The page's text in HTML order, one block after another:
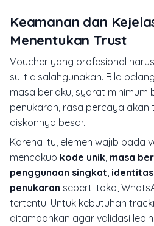
Keamanan dan
Menentukan Trust
Voucher yang profesional
sulit disalahgunakan. Bila
masa berlaku, syarat minimum
penukaran, rasa percaya akan
diskonnya besar.
Karena itu, elemen wajib pada
mencakup kode unik masa
penggunaan singkat
penukaran seperti toko,
tertentu. Untuk kebutuhan
ditambahkan agar validasi